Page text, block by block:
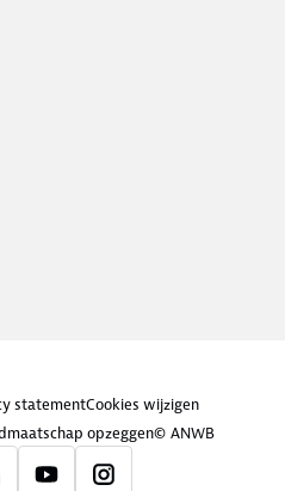
statementCookies wijzigen
opzeggen© ANWB